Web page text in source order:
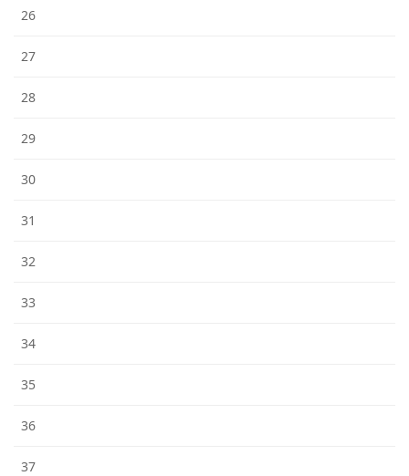
26
27
28
29
30
31
32
33
34
35
36
37